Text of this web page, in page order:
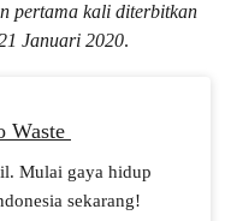
pertama kali diterbitkan
Januari 2020.
Waste
Mulai gaya hidup
sekarang!